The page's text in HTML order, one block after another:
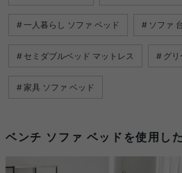
一人暮らし ソファ ベッド ソファ
セミダブルベッド マットレス グ
家具 ソファ ベッド
ベンチ ソファ ベッドを使用し